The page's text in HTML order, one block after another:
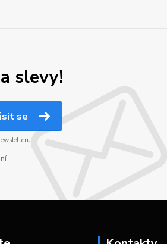
slevy!
se